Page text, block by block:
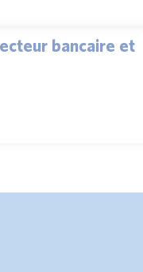
bancaire et